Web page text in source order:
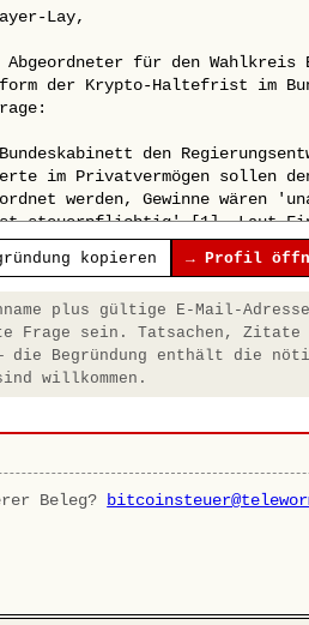
kopieren → Profil
plus gültige E-Mail-
Frage sein. Tatsachen,
die Begründung enthält die
willkommen.
Beleg?